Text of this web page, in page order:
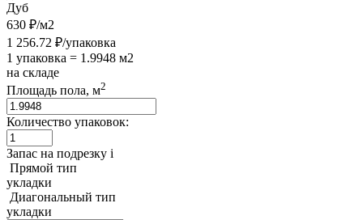
Дуб
630 ₽/м2
1 256.72 ₽/упаковка
1 упаковка = 1.9948 м2
на складе
Площадь пола, м2
Количество упаковок:
Запас на подрезку i
Прямой тип
укладки
Диагональный тип
укладки